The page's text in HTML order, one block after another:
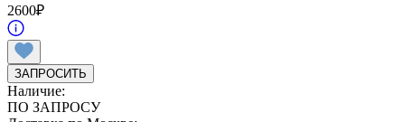
2600₽
ЗАПРОСИТЬ
Наличие:
ПО ЗАПРОСУ